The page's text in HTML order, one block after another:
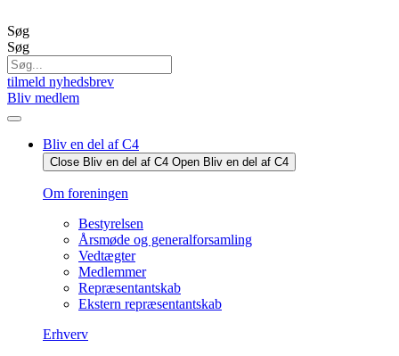
til
indhold
Søg
Søg
tilmeld nyhedsbrev
Bliv medlem
Bliv en del af C4
Close Bliv en del af C4 Open Bliv en del af C4
Om foreningen
Bestyrelsen
Årsmøde og generalforsamling
Vedtægter
Medlemmer
Repræsentantskab
Ekstern repræsentantskab
Erhverv